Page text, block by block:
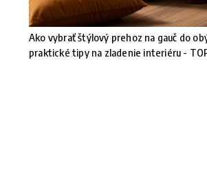
Ako vybrať štýlový prehoz na gauč do
praktické tipy na zladenie interiéru -